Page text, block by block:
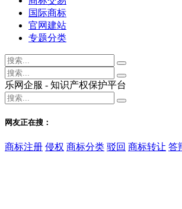
国际商标
官网建站
专题分类
乐网企服 - 知识产权保护平台
网友正在搜：
商标注册 侵权 商标分类 驳回 商标转让 答